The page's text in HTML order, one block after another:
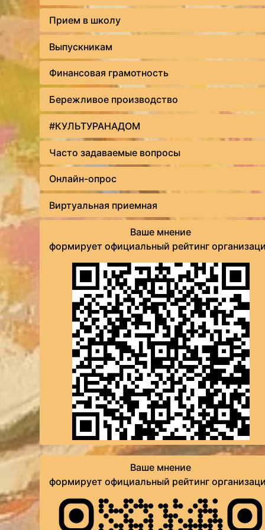
Прием в школу
Выпускникам
Финансовая грамотность
Бережливое производство
#КУЛЬТУРАНАДОМ
Часто задаваемые вопросы
Онлайн-опрос
Виртуальная приемная
Ваше мнение
формирует официальный рейтинг
Ваше мнение
формирует официальный рейтинг